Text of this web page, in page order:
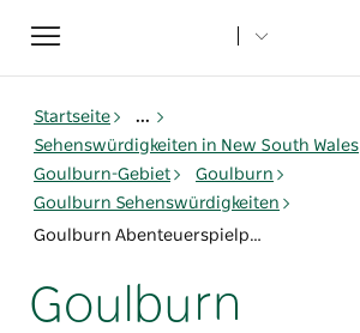
Toggle
navigation
Startseite
...
Sehenswürdigkeiten in New South Wales
Goulburn-Gebiet
Goulburn
Goulburn Sehenswürdigkeiten
Goulburn Abenteuerspielplatz
Goulburn